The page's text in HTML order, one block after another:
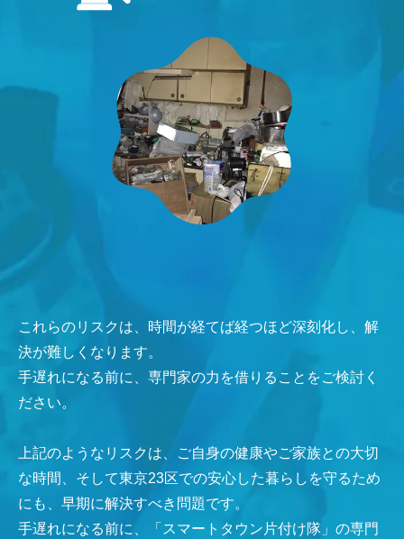
これらのリスクは、時間が経てば経つほど深刻化し、解
決が難しくなります。
手遅れになる前に、専門家の力を借りることをご検討く
ださい。
上記のようなリスクは、ご自身の健康やご家族との大切
な時間、そして東京23区での安心した暮らしを守るため
にも、早期に解決すべき問題です。
手遅れになる前に、「スマートタウン片付け隊」の専門